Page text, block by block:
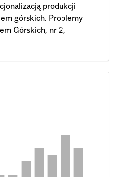
produkcji
górskich. Problemy
Górskich, nr 2,